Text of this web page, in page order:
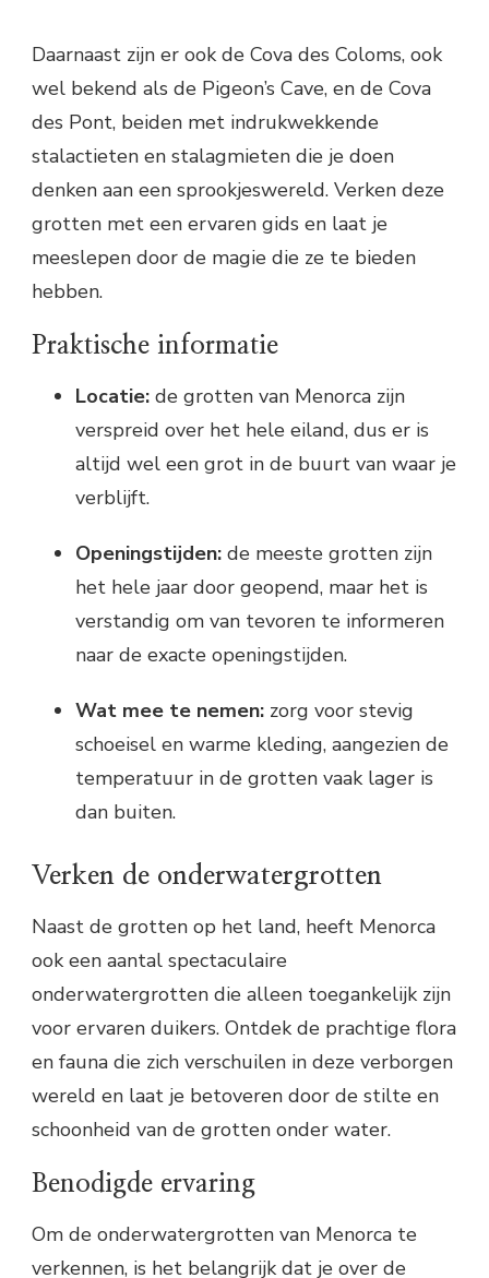
Daarnaast zijn er ook de Cova des Coloms, ook
wel bekend als de Pigeon’s Cave, en de Cova
des Pont, beiden met indrukwekkende
stalactieten en stalagmieten die je doen
denken aan een sprookjeswereld. Verken deze
grotten met een ervaren gids en laat je
meeslepen door de magie die ze te bieden
hebben.
Praktische informatie
Locatie: de grotten van Menorca zijn
verspreid over het hele eiland, dus er is
altijd wel een grot in de buurt van waar je
verblijft.
Openingstijden: de meeste grotten zijn
het hele jaar door geopend, maar het is
verstandig om van tevoren te informeren
naar de exacte openingstijden.
Wat mee te nemen: zorg voor stevig
schoeisel en warme kleding, aangezien de
temperatuur in de grotten vaak lager is
dan buiten.
Verken de onderwatergrotten
Naast de grotten op het land, heeft Menorca
ook een aantal spectaculaire
onderwatergrotten die alleen toegankelijk zijn
voor ervaren duikers. Ontdek de prachtige flora
en fauna die zich verschuilen in deze verborgen
wereld en laat je betoveren door de stilte en
schoonheid van de grotten onder water.
Benodigde ervaring
Om de onderwatergrotten van Menorca te
verkennen, is het belangrijk dat je over de